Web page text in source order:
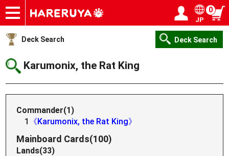
Onlineshop
Articles
Deck Search
Sponsored Players
Shop Info
Event Schedule
Help
Contact
JP
0
Deck Search Deck Search
Karumonix, the Rat King
Commander(1)
1
《Karumonix, the Rat King》
Mainboard Cards(100)
Lands(33)